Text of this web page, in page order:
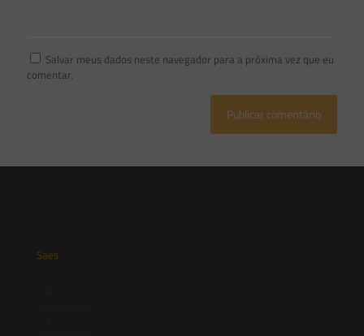
Salvar meus dados neste navegador para a próxima vez que eu
comentar.
Saes